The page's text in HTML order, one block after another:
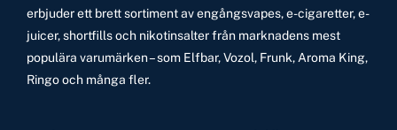
erbjuder ett brett sortiment av engångsvapes, e-cigaretter, e-
juicer, shortfills och nikotinsalter från marknadens mest
populära varumärken – som Elfbar, Vozol, Frunk, Aroma King,
Ringo och många fler.